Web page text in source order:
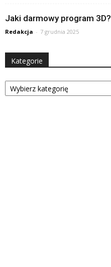
Jaki darmowy program 3D?
Redakcja - 7 grudnia 2025
Kategorie
Kategorie